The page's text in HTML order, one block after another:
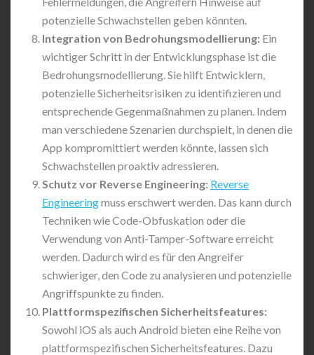
potenzielle Schwachstellen geben könnten.
Integration von Bedrohungsmodellierung: Ein
wichtiger Schritt in der Entwicklungsphase ist die
Bedrohungsmodellierung. Sie hilft Entwicklern,
potenzielle Sicherheitsrisiken zu identifizieren und
entsprechende Gegenmaßnahmen zu planen. Indem
man verschiedene Szenarien durchspielt, in denen die
App kompromittiert werden könnte, lassen sich
Schwachstellen proaktiv adressieren.
Schutz vor Reverse Engineering: Reverse
Engineeringmuss erschwert werden. Das kann durch
Techniken wie Code-Obfuskation oder die
Verwendung von Anti-Tamper-Software erreicht
werden. Dadurch wird es für den Angreifer
schwieriger, den Code zu analysieren und potenzielle
Angriffspunkte zu finden.
Plattformspezifischen Sicherheitsfeatures:
Sowohl iOS als auch Android bieten eine Reihe von
plattformspezifischen Sicherheitsfeatures. Dazu